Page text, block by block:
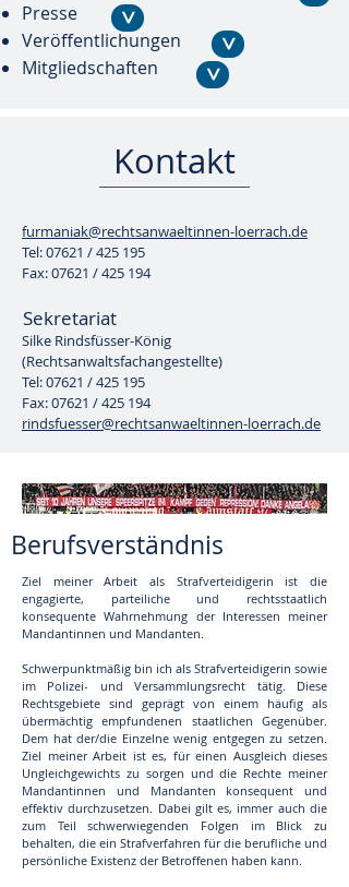
Presse
Veröffentlichungen
Mitgliedschaften
>
>
>
Kontakt
furmaniak@rechtsanwaeltinnen-loerrach.de
Tel: 07621 / 425 195
Fax: 07621 / 425 194
Sekretariat
Silke Rindsfüsser-König
(Rechtsanwaltsfachangestellte)
Tel: 07621 / 425 195
Fax: 07621 / 425 194
rindsfuesser@rechtsanwaeltinnen-loerrach.de
Berufsverständnis
Ziel meiner Arbeit als Strafverteidigerin ist die
engagierte, parteiliche und rechtsstaatlich
konsequente Wahrnehmung der Interessen meiner
Mandantinnen und Mandanten.
Schwerpunktmäßig bin ich als Strafverteidigerin sowie
im Polizei- und Versammlungsrecht tätig. Diese
Rechtsgebiete sind geprägt von einem häufig als
übermächtig empfundenen staatlichen Gegenüber.
Dem hat der/die Einzelne wenig entgegen zu setzen.
Ziel meiner Arbeit ist es, für einen Ausgleich dieses
Ungleichgewichts zu sorgen und die Rechte meiner
Mandantinnen und Mandanten konsequent und
effektiv durchzusetzen. Dabei gilt es, immer auch die
zum Teil schwerwiegenden Folgen im Blick zu
behalten, die ein Strafverfahren für die berufliche und
persönliche Existenz der Betroffenen haben kann.